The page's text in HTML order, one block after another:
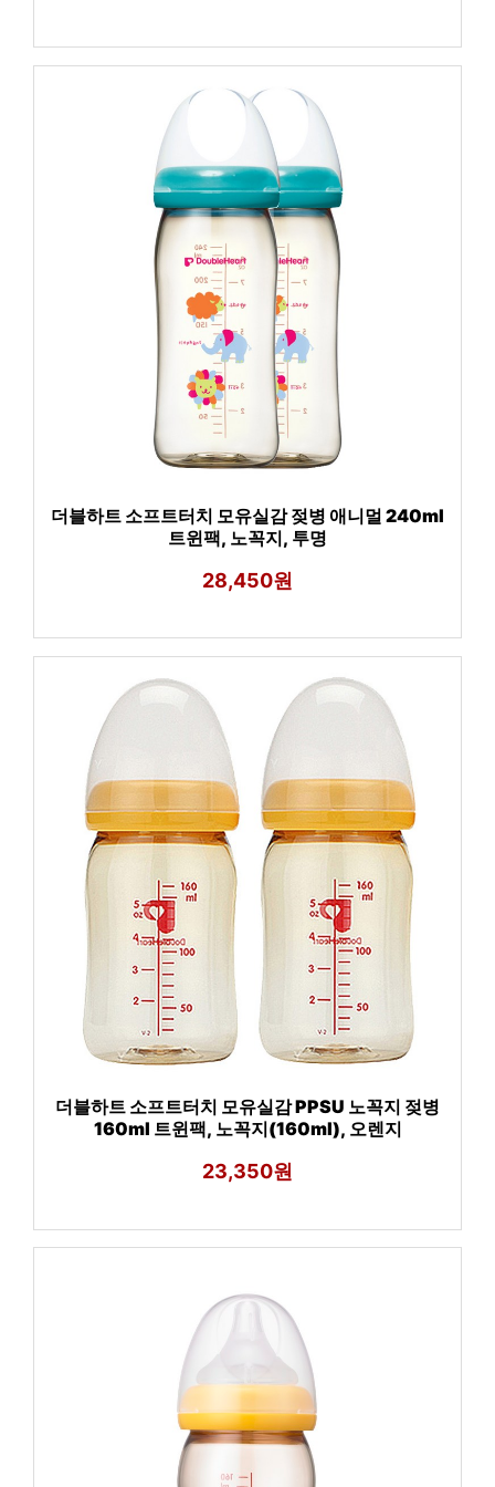
더블하트 소프트터치 모유실감 젖병 애니멀 240ml
트윈팩, 노꼭지, 투명
28,450원
더블하트 소프트터치 모유실감 PPSU 노꼭지 젖병
160ml 트윈팩, 노꼭지(160ml), 오렌지
23,350원